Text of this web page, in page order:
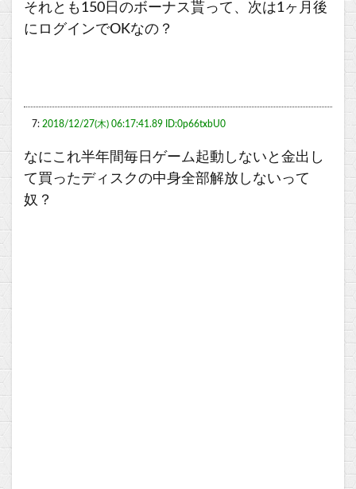
それとも150日のボーナス貰って、次は1ヶ月後
にログインでOKなの？
7: 2018/12/27(木) 06:17:41.89 ID:0p66txbU0
なにこれ半年間毎日ゲーム起動しないと金出し
て買ったディスクの中身全部解放しないって
奴？